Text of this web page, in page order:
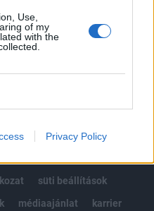
Use,
of my
with the
Privacy Policy
BEJELENTKEZÉS
süti beállítások
médiaajánlat karrier